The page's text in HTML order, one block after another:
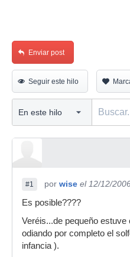
Enviar post
Seguir este hilo
#1 por wise el 12/12/
Es posible????
Veréis...de pequeño
odiando por completo el
infancia ).